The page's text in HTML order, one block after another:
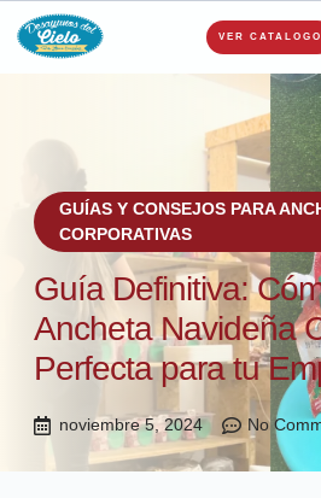
VER CATALOGO
GUÍAS Y CONSEJOS PARA
CORPORATIVAS
Guía Definitiva:
Ancheta Navideña
Perfecta para tu
noviembre 5, 2024 No